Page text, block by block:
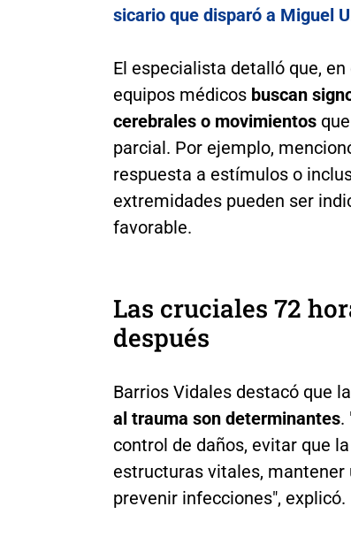
sicario que disparó a Miguel
El especialista detalló que,
equipos médicos buscan
cerebrales o movimientos
parcial. Por ejemplo,
respuesta a estímulos o
extremidades pueden ser
favorable.
Las cruciales 72
después
Barrios Vidales destacó que
al trauma son determinantes.
control de daños, evitar que
estructuras vitales, mantener
prevenir infecciones", explicó.